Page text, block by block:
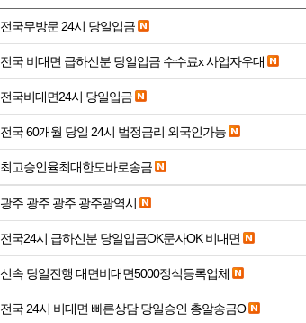
전국무방문 24시 당일입금
전국 비대면 급하신분 당일입금 수수료x 사업자우대
전국비대면24시 당일입금
전국 60개월 당일 24시 법정금리 외국인가능
최고승인율최대한도바로송금
광주 광주 광주 광주광역시
전국24시 급하신분 당일입금OK문자OK 비대면
신속 당일진행 대면비대면5000정식등록업체
전국 24시 비대면 빠른상담 당일승인 총알송금O